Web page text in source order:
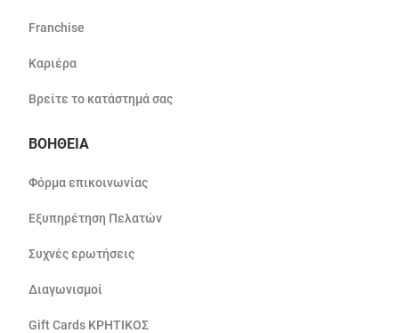
Franchise
Καριέρα
Βρείτε το κατάστημά σας
ΒΟΗΘΕΙΑ
Φόρμα επικοινωνίας
Εξυπηρέτηση Πελατών
Συχνές ερωτήσεις
Διαγωνισμοί
Gift Cards ΚΡΗΤΙΚΟΣ